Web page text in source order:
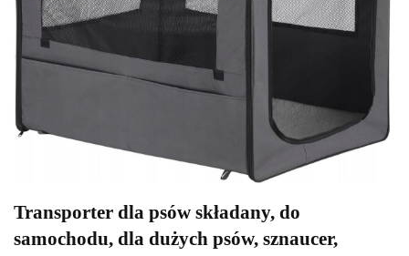
Transporter dla psów składany, do
samochodu, dla dużych psów, sznaucer,